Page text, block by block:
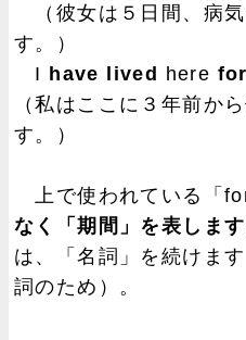
（彼女は５日間、病気
す。）
I have lived here for
（私はここに３年前か
す。）
上で使われている「for
なく「期間」を表します
は、「名詞」を続けま
詞のため）。